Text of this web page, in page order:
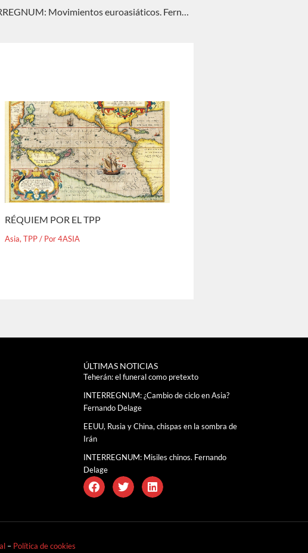
RÉQUIEM POR EL TPP
Asia,TPP/ Por4ASIA
ÚLTIMAS NOTICIAS
Teherán: el funeral como pretexto
INTERREGNUM: ¿Cambio de ciclo en Asia?
Fernando Delage
EEUU, Rusia y China, chispas en la sombra de
Irán
INTERREGNUM: Misiles chinos. Fernando
Delage
– Política de cookies